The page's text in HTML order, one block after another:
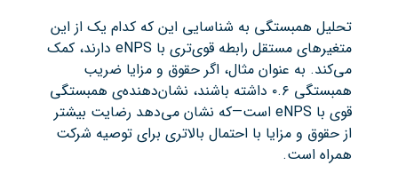
تحلیل همبستگی به شناسایی این که کدام یک از این
متغیرهای مستقل رابطه قوی‌تری با eNPS دارند، کمک
می‌کند. به عنوان مثال، اگر حقوق و مزایا ضریب
همبستگی ۰.۶ داشته باشند، نشان‌دهنده‌ی همبستگی
قوی با eNPS است—که نشان می‌دهد رضایت بیشتر
از حقوق و مزایا با احتمال بالاتری برای توصیه شرکت
همراه است.